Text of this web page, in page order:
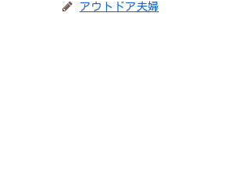
アウトドア夫婦